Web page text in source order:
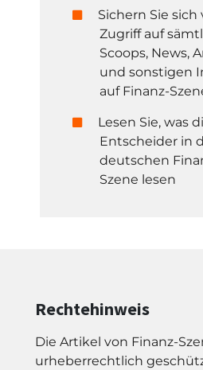
Sichern Sie sich
Zugriff auf
Scoops, News,
und sonstigen
auf Finanz-
Lesen Sie, was
Entscheider in
deutschen
Szene lesen
Rechtehinweis
Die Artikel von Finanz-
urheberrechtlich